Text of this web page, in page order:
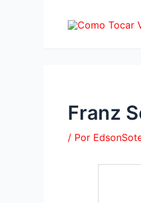
Franz
/ Por